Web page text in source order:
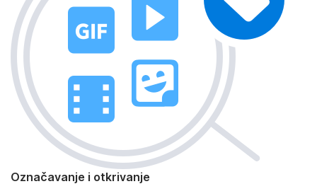
Označavanje i otkrivanje